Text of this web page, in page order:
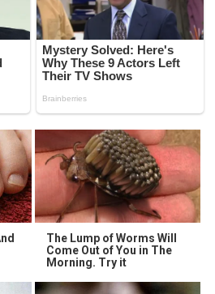
The Lump of Worms Will
Come Out of You in The
Morning. Try it